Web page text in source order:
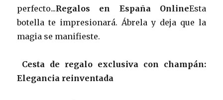
perfecto...Regalos en España OnlineEsta
botella te impresionará. Ábrela y deja que la
magia se manifieste.
Cesta de regalo exclusiva con champán:
Elegancia reinventada